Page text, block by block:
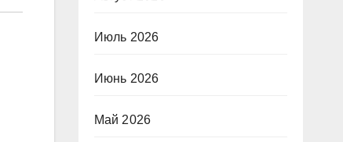
Июль 2026
Июнь 2026
Май 2026